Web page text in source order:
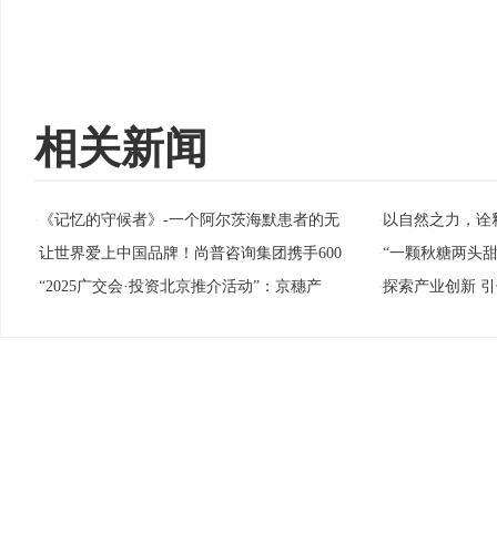
相关新闻
· 《记忆的守候者》-一个阿尔茨海默患者的无 · 以自然之力，诠
·让世界爱上中国品牌！尚普咨询集团携手600 ·“一颗秋糖两头
·“2025广交会·投资北京推介活动”：京穗产 ·探索产业创新